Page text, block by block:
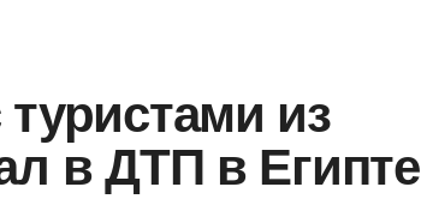
из
в ДТП в Египте